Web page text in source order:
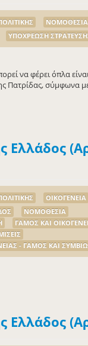
ΝΟΜΟΘΕΣΙΑ
ΥΠΟΧΡΕΩΣΗ
να φέρει όπλα
Πατρίδας, σύμφωνα
Ελλάδος
ΟΙΚΟΓΕΝΕΙΑ
ΝΟΜΟΘΕΣΙΑ
ΓΑΜΟΣ ΚΑΙ
- ΓΑΜΟΣ ΚΑΙ
Ελλάδος